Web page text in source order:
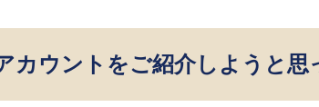
カウントをご紹介しようと思